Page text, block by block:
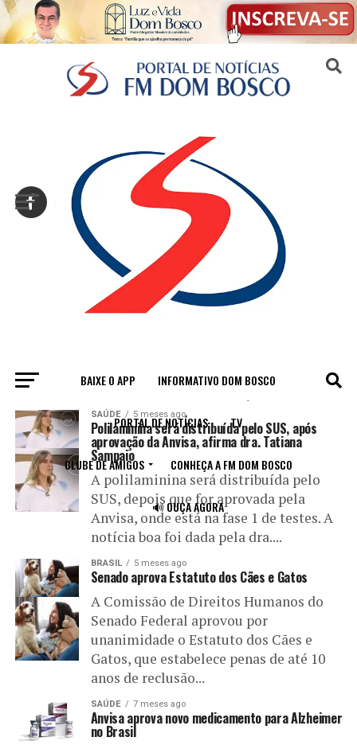
BAIXE O APP INFORMATIVO DOM BOSCO
PORTAL DE NOTÍCIAS TV
CLUBE DE AMIGOS CONHEÇA A FM DOM BOSCO
🔊 OUÇA AGORA
All posts tagged "aprovação"
SAÚDE 5 meses ago
Polilaminina será distribuída pelo SUS, após
aprovação da Anvisa, afirma dra. Tatiana
Sampaio
A polilaminina será distribuída pelo
SUS, depois que for aprovada pela
Anvisa, onde está na fase 1 de testes. A
notícia boa foi dada pela dra....
BRASIL 5 meses ago
Senado aprova Estatuto dos Cães e Gatos
A Comissão de Direitos Humanos do
Senado Federal aprovou por
unanimidade o Estatuto dos Cães e
Gatos, que estabelece penas de até 10
anos de reclusão...
SAÚDE 7 meses ago
Anvisa aprova novo medicamento para Alzheimer
no Brasil
Sair da versão mobile